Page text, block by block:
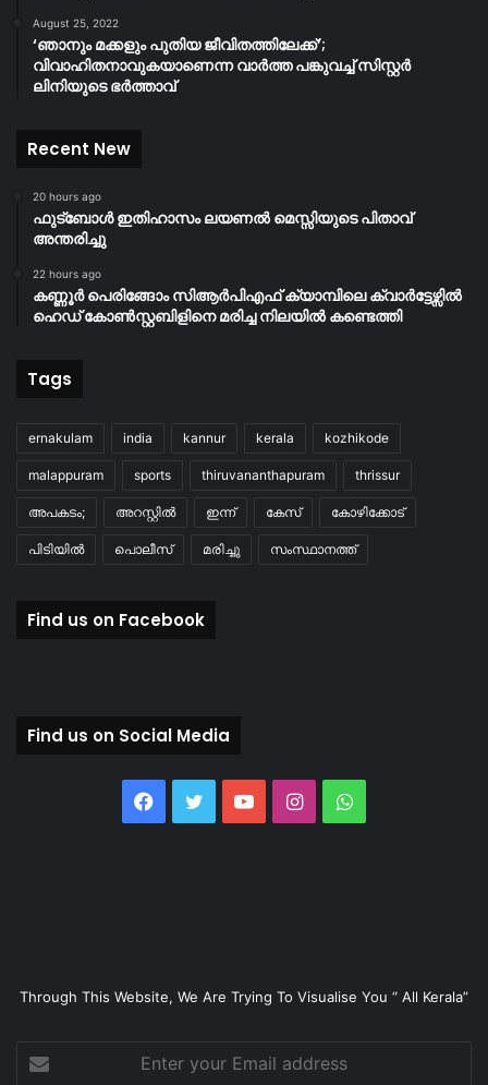
August 25, 2022
‘ഞാനും മക്കളും പുതിയ ജീവിതത്തിലേക്ക്’;
വിവാഹിതനാവുകയാണെന്ന വാർത്ത പങ്കുവച്ച് സിസ്റ്റർ
ലിനിയുടെ ഭർത്താവ്
Recent New
20 hours ago
ഫുട്ബോൾ ഇതിഹാസം ലയണൽ മെസ്സിയുടെ പിതാവ്
അന്തരിച്ചു
22 hours ago
കണ്ണൂർ പെരിങ്ങോം സിആർപിഎഫ് ക്യാമ്പിലെ ക്വാർട്ടേഴ്സിൽ
ഹെഡ് കോൺസ്റ്റബിളിനെ മരിച്ച നിലയിൽ കണ്ടെത്തി
Tags
ernakulam india kannur kerala kozhikode
malappuram sports thiruvananthapuram thrissur
അപകടം; അറസ്റ്റിൽ ഇന്ന് കേസ് കോഴിക്കോട്
പിടിയിൽ പൊലീസ് മരിച്ചു സംസ്ഥാനത്ത്
Find us on Facebook
Find us on Social Media
Facebook
TwitterYouTubeInstagramWhatsApp
Through This Website, We Are Trying To Visualise You “ All Kerala”
your